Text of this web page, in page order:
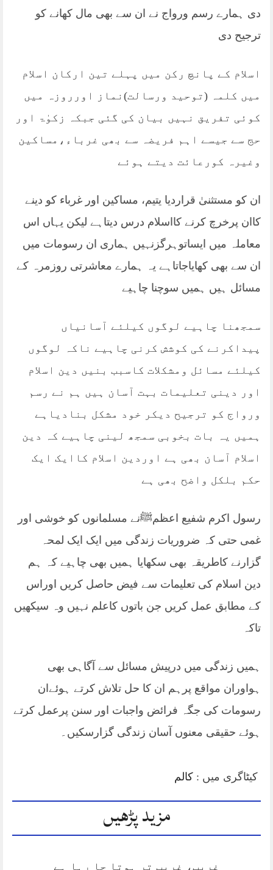
دی ہمارے رسم ورواج نے ان سے بھی مال کھانے کو
ترجیح دی
اسلام کے پانچ رکن میں پہلے تین ارکان اسلام
میں کلمہ (توحید ورسالت)نماز اورروزہ میں
کوئی تفریق نہیں بیان کی گئی جبکہ زکوٰۃ اور
حج سے جیسے اہم فریضہ سے بھی غرباء،مساکین
وغیرہ کورعائت دیتے ہوئے
ان کو مستثنیٰ قراردیا یتیم، مساکین اور غرباء کو دینے
کاان پرخرچ کرنے کااسلام درس دیتاہے لیکن یہاں اس
معاملہ میں ایساتوہرگزنہیں ہماری ان رسومات میں
ان سے بھی کھایاجاتاہے یہ ہمارے معاشرتی روزمرہ کے
مسائل ہیں ہمیں سوچنا چاہیے
سمجھنا چاہیے لوگوں کیلئے آسانیاں
پیداکرنے کی کوشش کرنی چاہیے ناکہ لوگوں
کیلئے مسائل ومشکلات کاسبب بنیں دین اسلام
اور دینی تعلیمات بہت آسان ہیں ہم نے رسم
ورواج کو ترجیح دیکر خود مشکل بنادیاہے
ہمیں یہ بات بخوبی سمجھ لینی چاہیے کہ دین
اسلام آسان بھی ہے اوردین اسلام کاایک ایک
حکم بلکل واضح بھی ہے
رسول اکرم شفیع اعظمﷺنے مسلمانوں کو خوشی اور
غمی حتی کہ ضروریات زندگی میں ایک ایک لمحہ
گزارنے کاطریقہ بھی سکھایا ہمیں بھی چاہیے کہ ہم
دین اسلام کی تعلیمات سے فیض حاصل کریں اوراس
کے مطابق عمل کریں جن باتوں کاعلم نہیں وہ سیکھیں
تاکہ
ہمیں زندگی میں درپیش مسائل سے آگاہی بھی
ہواوران مواقع پرہم ان کا حل تلاش کرتے ہوئےان
رسومات کی جگہ فرائض واجبات اور سنن پرعمل کرتے
ہوئے حقیقی معنوں آسان زندگی گزارسکیں۔
کیٹاگری میں : کالم
مزید پڑھیں
غریب، غریب تر ہوتا جا رہا ہے